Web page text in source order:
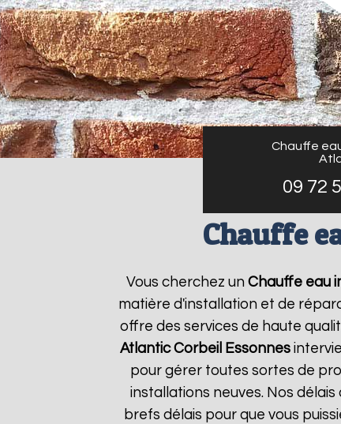
Chauffe
09 72
Chauffe
Vous cherchez un Chauffe eau
matière d'installation et de
offre des services de haute
Atlantic Corbeil Essonnes
pour gérer toutes sortes de
installations neuves. Nos
brefs délais pour que vous